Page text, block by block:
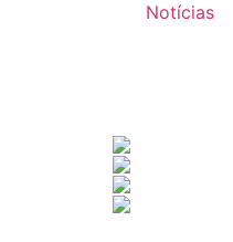
Notícias